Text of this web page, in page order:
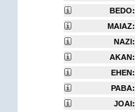
BEDO:
MAIAZ:
NAZI:
AKAN:
EHEN:
PABA:
JOAI: